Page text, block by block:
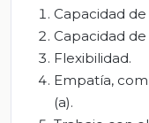
Capacidad
Capacidad de
Flexibilidad.
Empatía,
(a).